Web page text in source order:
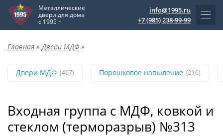
Металлические
двери для дома
с 1995 г
info@1995.ru
+7 (985) 238-99-99
Главная » Двери МДФ »
Двери МДФ (467) Порошковое напыление (216)
Входная группа с МДФ, ковкой и
стеклом (терморазрыв) №313